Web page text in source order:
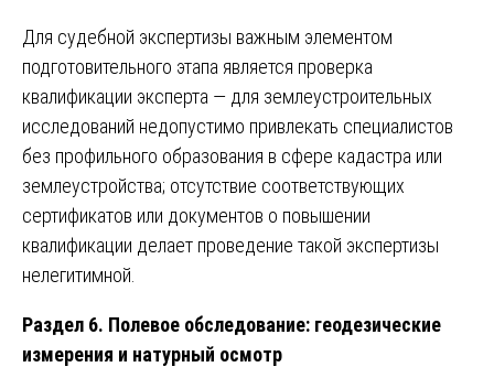
Для судебной экспертизы важным элементом
подготовительного этапа является проверка
квалификации эксперта — для землеустроительных
исследований недопустимо привлекать специалистов
без профильного образования в сфере кадастра или
землеустройства; отсутствие соответствующих
сертификатов или документов о повышении
квалификации делает проведение такой экспертизы
нелегитимной.
Раздел 6. Полевое обследование: геодезические
измерения и натурный осмотр